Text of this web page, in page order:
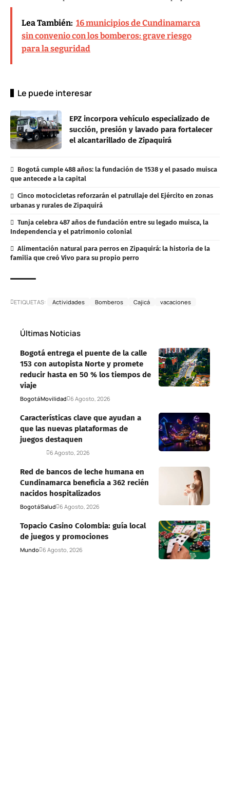
Lea También: 16 municipios de Cundinamarca
sin convenio con los bomberos: grave riesgo
para la seguridad
Le puede interesar
EPZ incorpora vehículo especializado de
succión, presión y lavado para fortalecer
el alcantarillado de Zipaquirá
Bogotá cumple 488 años: la fundación de 1538 y el pasado muisca
que antecede a la capital
Cinco motocicletas reforzarán el patrullaje del Ejército en zonas
urbanas y rurales de Zipaquirá
Tunja celebra 487 años de fundación entre su legado muisca, la
Independencia y el patrimonio colonial
Alimentación natural para perros en Zipaquirá: la historia de la
familia que creó Vivo para su propio perro
ETIQUETAS: Actividades Bomberos Cajicá vacaciones
Últimas Noticias
Bogotá entrega el puente de la calle
153 con autopista Norte y promete
reducir hasta en 50 % los tiempos de
viaje
BogotáMovilidad 6 Agosto, 2026
Características clave que ayudan a
que las nuevas plataformas de
juegos destaquen
6 Agosto, 2026
Red de bancos de leche humana en
Cundinamarca beneficia a 362 recién
nacidos hospitalizados
BogotáSalud 6 Agosto, 2026
Topacio Casino Colombia: guía local
de juegos y promociones
Mundo 6 Agosto, 2026